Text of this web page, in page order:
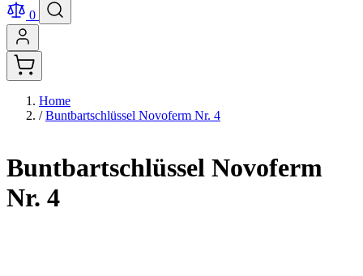
0
Home
/ Buntbartschlüssel Novoferm Nr. 4
Buntbartschlüssel Novoferm
Nr. 4